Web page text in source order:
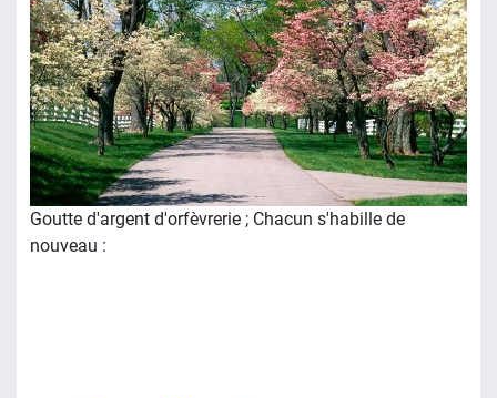
Goutte d'argent d'orfèvrerie ; Chacun s'habille de
nouveau :